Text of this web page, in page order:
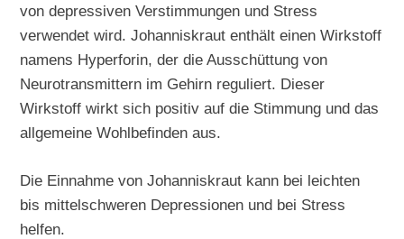
von depressiven Verstimmungen und Stress
verwendet wird. Johanniskraut enthält einen Wirkstoff
namens Hyperforin, der die Ausschüttung von
Neurotransmittern im Gehirn reguliert. Dieser
Wirkstoff wirkt sich positiv auf die Stimmung und das
allgemeine Wohlbefinden aus.
Die Einnahme von Johanniskraut kann bei leichten
bis mittelschweren Depressionen und bei Stress
helfen.